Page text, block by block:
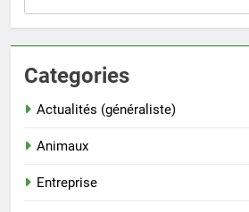
Categories
Actualités (généraliste)
Animaux
Entreprise